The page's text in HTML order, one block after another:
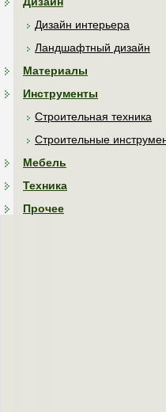
Дизайн интерьера
Ландшафтный дизайн
Материалы
Инструменты
Строительная техника
Строительные
Мебель
Техника
Прочее